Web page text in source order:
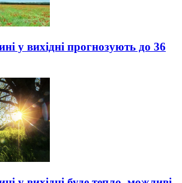
у вихідні прогнозують до 36